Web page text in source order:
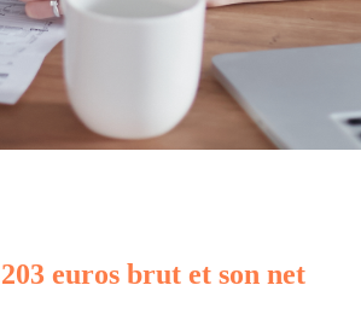
euros brut et son net